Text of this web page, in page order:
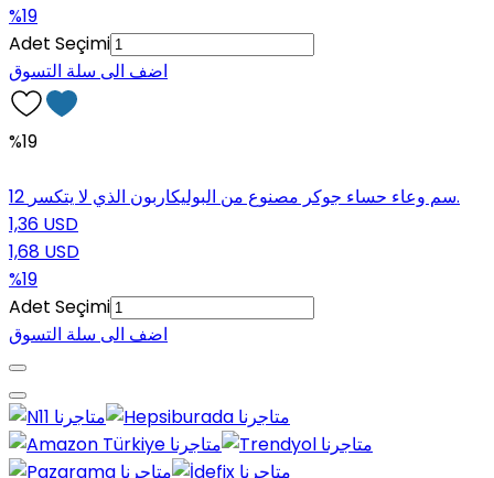
%19
Adet Seçimi
اضف الى سلة التسوق
%19
12 سم وعاء حساء جوكر مصنوع من البوليكاربون الذي لا يتكسر.
1,36 USD
1,68 USD
%19
Adet Seçimi
اضف الى سلة التسوق